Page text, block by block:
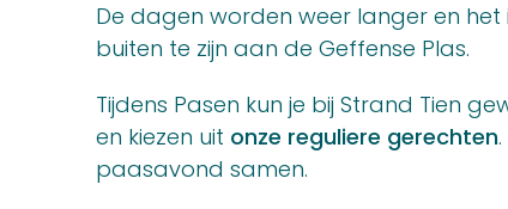
De dagen worden weer langer en het
buiten te zijn aan de Geffense Plas.
Tijdens Pasen kun je bij Strand Tien
en kiezen uit onze reguliere gerechten
paasavond samen.